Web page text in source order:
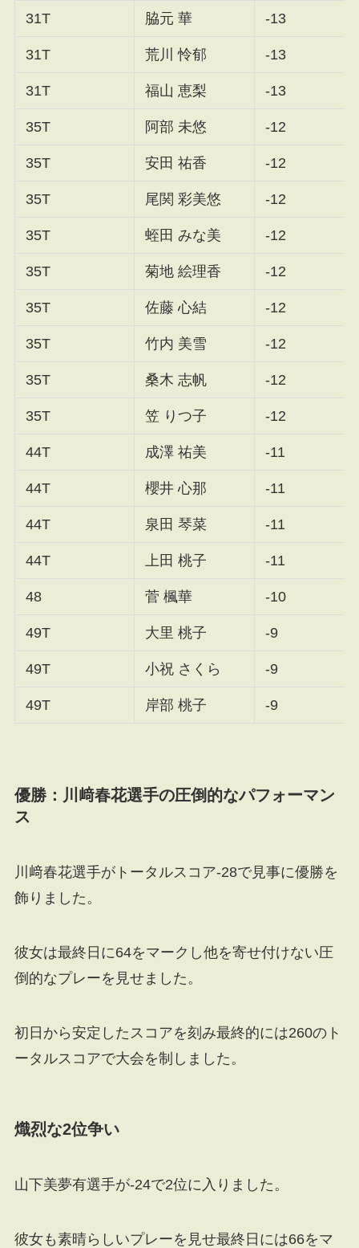
31T 脇元 華 -13
31T 荒川 怜郁 -13
31T 福山 恵梨 -13
35T 阿部 未悠 -12
35T 安田 祐香 -12
35T 尾関 彩美悠 -12
35T 蛭田 みな美 -12
35T 菊地 絵理香 -12
35T 佐藤 心結 -12
35T 竹内 美雪 -12
35T 桑木 志帆 -12
35T 笠 りつ子 -12
44T 成澤 祐美 -11
44T 櫻井 心那 -11
44T 泉田 琴菜 -11
44T 上田 桃子 -11
48 菅 楓華 -10
49T 大里 桃子 -9
49T 小祝 さくら -9
49T 岸部 桃子 -9
優勝：川﨑春花選手の圧倒的なパフォーマン
ス
川﨑春花選手がトータルスコア-28で見事に優勝を
飾りました。
彼女は最終日に64をマークし他を寄せ付けない圧
倒的なプレーを見せました。
初日から安定したスコアを刻み最終的には260のト
ータルスコアで大会を制しました。
熾烈な2位争い
山下美夢有選手が-24で2位に入りました。
彼女も素晴らしいプレーを見せ最終日には66をマ